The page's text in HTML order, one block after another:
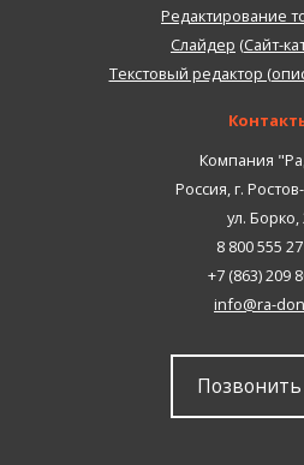
Редактирование
Слайдер (Сайт-
Текстовый редактор
Компания
Россия,г.
ул. Борко,
8 800 555
+7 (863) 209
info@ra-